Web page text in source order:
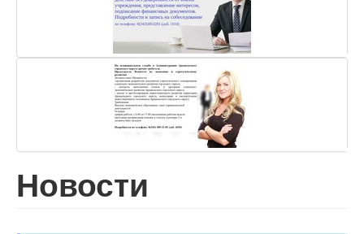
Новости